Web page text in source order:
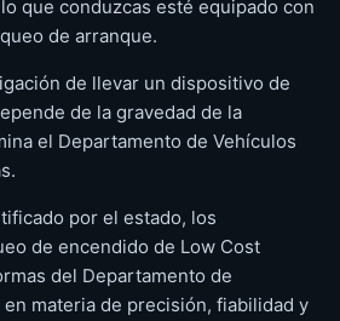
que conduzcas esté equipado con
de arranque.
de llevar un dispositivo de
de la gravedad de la
el Departamento de Vehículos
por el estado, los
de encendido de Low Cost
del Departamento de
materia de precisión, fiabilidad y